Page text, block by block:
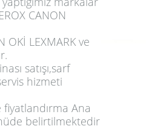
CANON
OKİ LEXMARK ve
satışı,sarf
hizmeti
Ana
belirtilmektedir